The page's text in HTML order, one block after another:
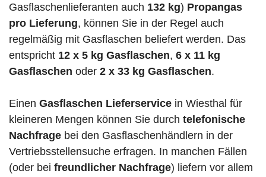
Gasflaschenlieferanten auch 132 kg) Propangas
pro Lieferung, können Sie in der Regel auch
regelmäßig mit Gasflaschen beliefert werden. Das
entspricht 12 x 5 kg Gasflaschen, 6 x 11 kg
Gasflaschen oder 2 x 33 kg Gasflaschen.
Einen Gasflaschen Lieferservice in Wiesthal für
kleineren Mengen können Sie durch telefonische
Nachfrage bei den Gasflaschenhändlern in der
Vertriebsstellensuche erfragen. In manchen Fällen
(oder bei freundlicher Nachfrage) liefern vor allem